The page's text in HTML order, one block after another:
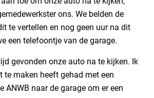
ons. We belden de
te vertellen en nog geen uur na dit
een telefoontje van de garage.
gevonden onze auto na te kijken. Ik
te maken heeft gehad met een
ANWB naar de garage om er een